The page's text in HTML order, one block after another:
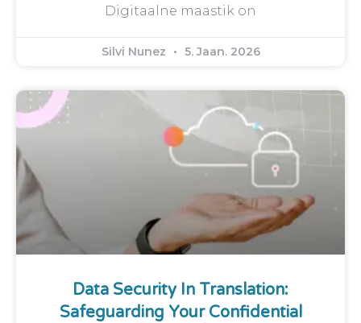
Digitaalne maastik on
Silvi Nunez 5. Jaan. 2026
Data Security In Translation:
Safeguarding Your Confidential